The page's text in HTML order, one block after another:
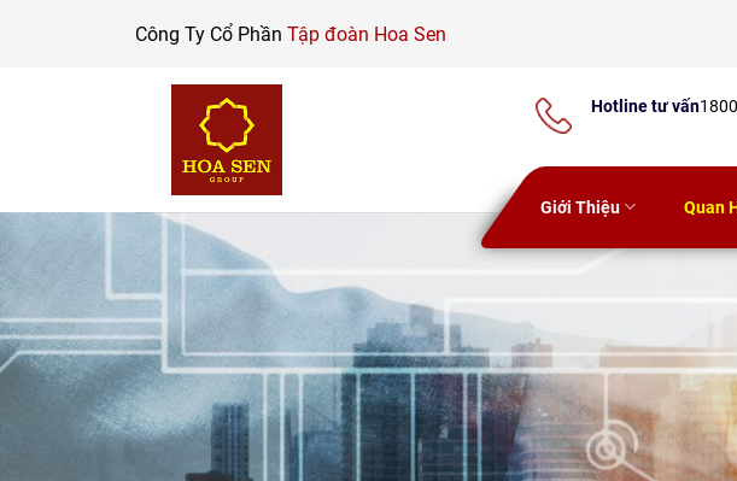
Công Ty Cổ Phần Tập đoàn Hoa Sen
Giới Thiệu Quan
Hotline tư vấn